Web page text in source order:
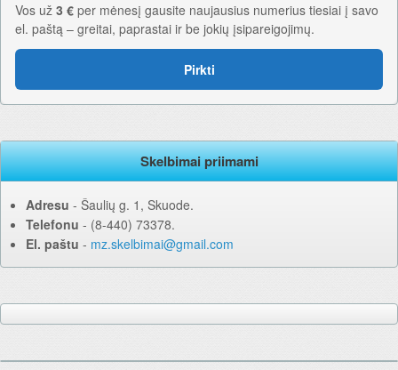
Vos už 3 € per mėnesį gausite naujausius numerius tiesiai į savo
el. paštą – greitai, paprastai ir be jokių įsipareigojimų.
Pirkti
Skelbimai priimami
Adresu ‐ Šaulių g. 1, Skuode.
Telefonu ‐ (8-440) 73378.
El. paštu ‐ mz.skelbimai@gmail.com